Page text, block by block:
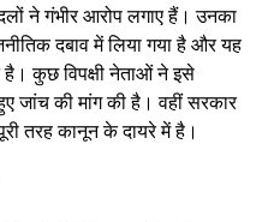
ने गंभीर आरोप लगाए हैं। उनका
दबाव में लिया गया है और यह
कुछ विपक्षी नेताओं ने इसे
जांच की मांग की है। वहीं सरकार
तरह कानून के दायरे में है।